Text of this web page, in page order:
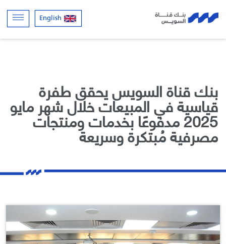
English
بنك قناة السويس يحقق طفرة
قياسية في المبيعات خلال شهر مايو
2025 مدفوعًا بخدمات ومنتجات
مصرفية مُبتكرة وسريعة